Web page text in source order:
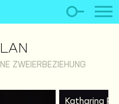
ZWEIERBEZIEHUNG
Katharina